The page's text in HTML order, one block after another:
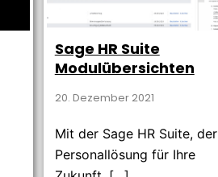
Sage HR Suite
Modulübersichten
20. Dezember 2021
Mit der Sage HR Suite, der
Personallösung für Ihre